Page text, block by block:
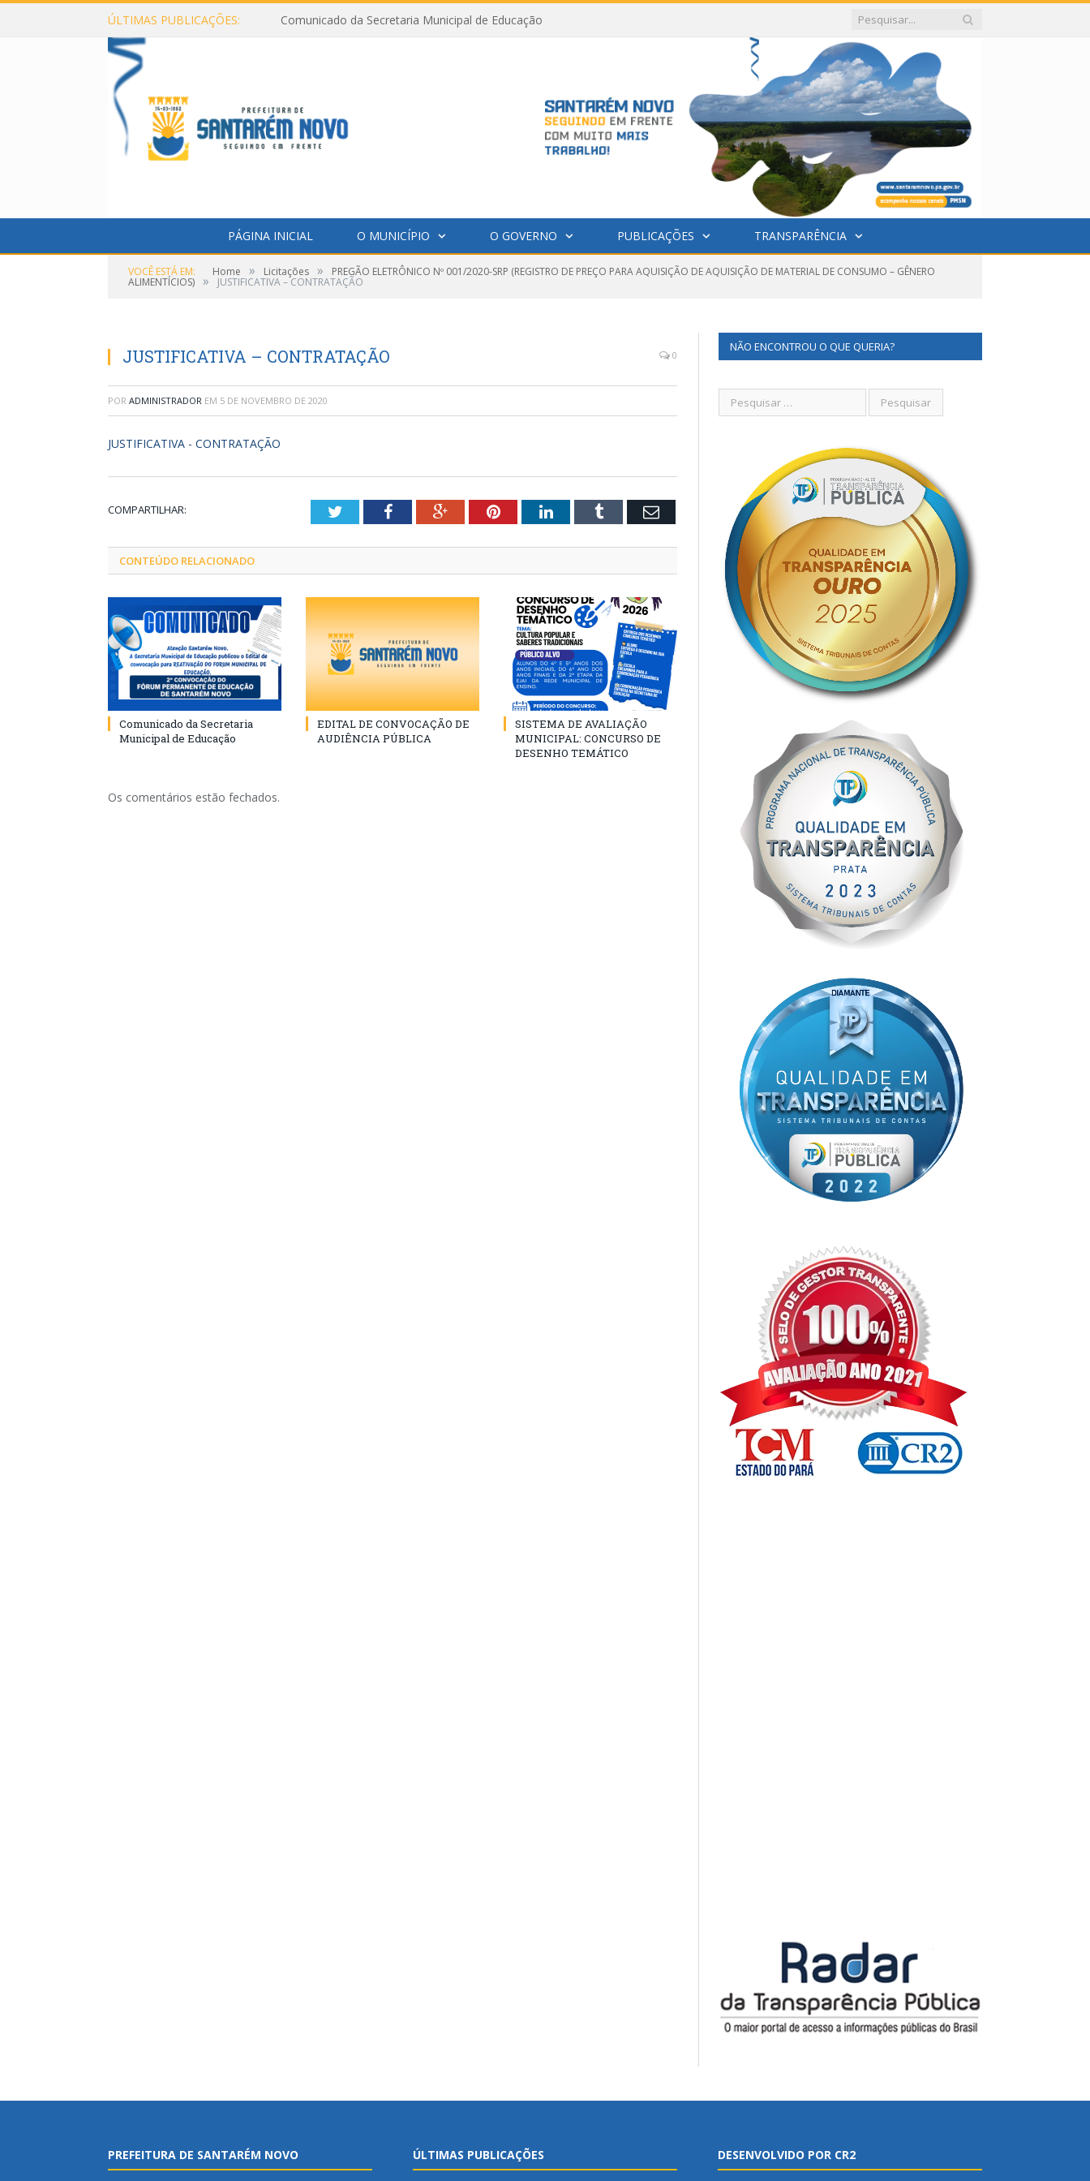
ÚLTIMAS PUBLICAÇÕES: Comunicado da Secretaria Municipal de Educação
PÁGINA INICIAL O MUNICÍPIO O GOVERNO PUBLICAÇÕES TRANSPARÊNCIA
VOCÊ ESTÁ EM: Home » Licitações » PREGÃO ELETRÔNICO Nº 001/2020-SRP (REGISTRO DE PREÇO PARA AQUISIÇÃO DE AQUISIÇÃO DE MATERIAL DE CONSUMO – GÊNERO
ALIMENTÍCIOS) » JUSTIFICATIVA – CONTRATAÇÃO
JUSTIFICATIVA – CONTRATAÇÃO 0
POR ADMINISTRADOR EM 5 DE NOVEMBRO DE 2020
JUSTIFICATIVA - CONTRATAÇÃO
COMPARTILHAR: TwitterFacebookGoogle+PinterestLinkedInTumblr Email
CONTEÚDO RELACIONADO
Comunicado da Secretaria
Municipal de Educação
EDITAL DE CONVOCAÇÃO DE
AUDIÊNCIA PÚBLICA
SISTEMA DE AVALIAÇÃO
MUNICIPAL: CONCURSO DE
DESENHO TEMÁTICO
Os comentários estão fechados.
NÃO ENCONTROU O QUE QUERIA?
PREFEITURA DE SANTARÉM NOVO ÚLTIMAS PUBLICAÇÕES DESENVOLVIDO POR CR2